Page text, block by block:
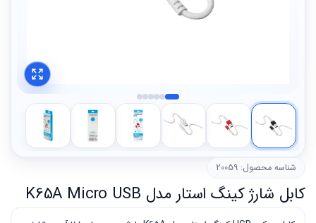
شناسه محصول: 20059
کابل شارژ کینگ استار مدل K65A Micro USB